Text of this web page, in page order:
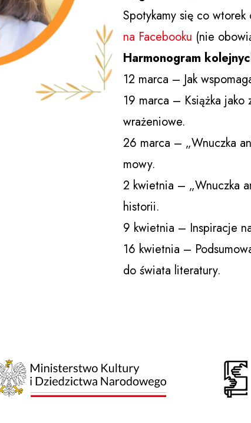
Spotykamy się co
na Facebooku (nie
Harmonogram
12 marca – Jak
19 marca – Książka
wrażeniowe.
26 marca – „Wnuczka
mowy.
2 kwietnia – „Wnuczka
historii.
9 kwietnia – Inspiracje
16 kwietnia –
do świata literatury.